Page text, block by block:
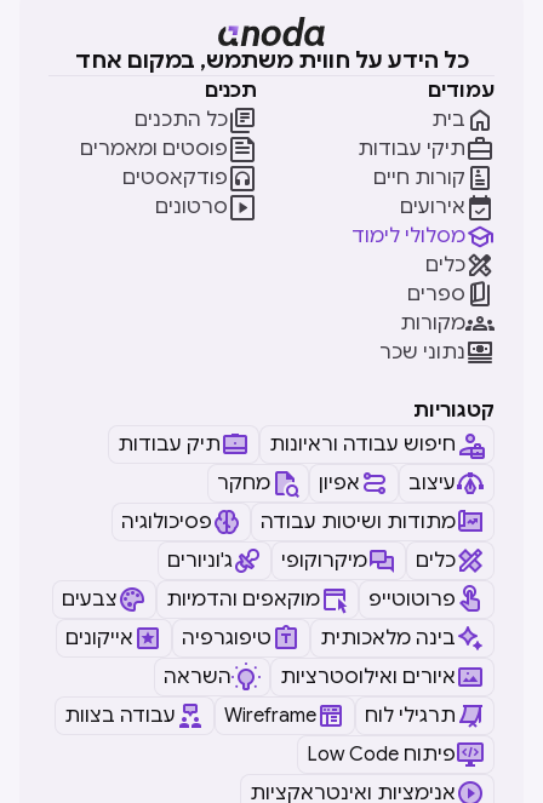
כל הידע על חווית משתמש, במקום אחד
עמודים
בית 
תיקי עבודות
קורות חיים 
אירועים 
מסלולי לימוד
כלים
ספרים 
מקורות
נתוני שכר
תכנים
כל התכנים
פוסטים ומאמרים
פודקאסטים
סרטונים
קטגוריות
חיפוש עבודה וראיונות
תיק עבודות
עיצוב
אפיון
מחקר
מתודות ושיטות עבודה
פסיכולוגיה
כלים
מיקרוקופי
ג'וניורים
פרוטוטייפ
מוקאפים והדמיות
צבעים
בינה מלאכותית
טיפוגרפיה
אייקונים
איורים ואילוסטרציות
השראה
תרגילי לוח
Wireframe
עבודה בצוות
Low Code פיתוח
אנימציות ואינטראקציות